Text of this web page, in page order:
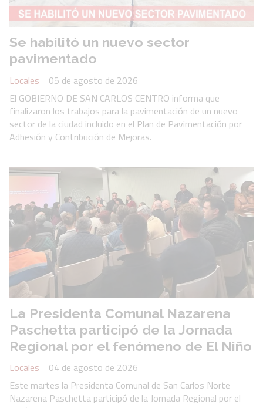
Se habilitó un nuevo sector
pavimentado
Locales
05 de agosto de 2026
El GOBIERNO DE SAN CARLOS CENTRO informa que
finalizaron los trabajos para la pavimentación de un nuevo
sector de la ciudad incluido en el Plan de Pavimentación por
Adhesión y Contribución de Mejoras.
La Presidenta Comunal Nazarena
Paschetta participó de la Jornada
Regional por el fenómeno de El Niño
Locales
04 de agosto de 2026
Este martes la Presidenta Comunal de San Carlos Norte
Nazarena Paschetta participó de la Jornada Regional por el